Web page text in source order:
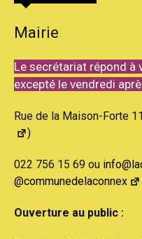
Mairie
Le secrétariat répond à
excepté le vendredi
Rue de la Maison-Forte
)
022 756 15 69 ou
@communedelaconnex
Ouverture au public :